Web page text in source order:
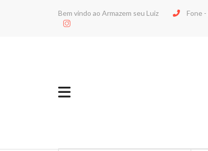
Bem vindo ao Armazem seu Luiz Fone -